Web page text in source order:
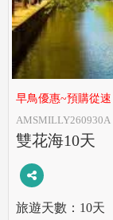
早鳥優惠~預購從速
AMSMILLY260930A
雙花海10天
10天